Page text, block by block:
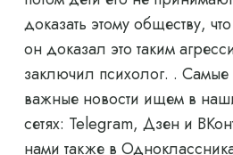
доказать этому обществу,
он доказал это таким
заключил психолог. . Самые
важные новости ищем в
сетях: Telegram, Дзен и
нами также в